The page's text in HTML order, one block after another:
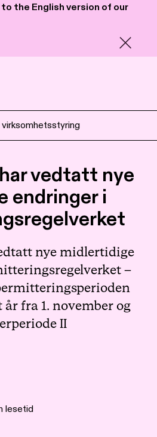
the English version of our
Meny
vedtatt nye
endringer i
nye midlertidige
–
fra 1. november og
II
lesetid